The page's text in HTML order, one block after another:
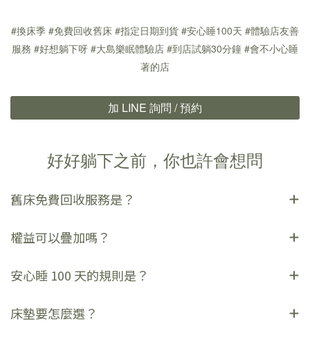
#換床季 #免費回收舊床 #指定日期到貨 #安心睡100天 #體驗店友善
服務 #好想躺下呀 #大島樂眠體驗店 #到店試躺30分鐘 #會不小心睡
著的店
加 LINE 詢問 / 預約
好好躺下之前，你也許會想問
舊床免費回收服務是？
權益可以疊加嗎？
安心睡 100 天的規則是？
床墊要怎麼選？